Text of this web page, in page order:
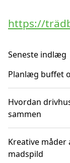
https://
Seneste indlæg
Planlæg buffet
Hvordan
sammen
Kreative
madspild